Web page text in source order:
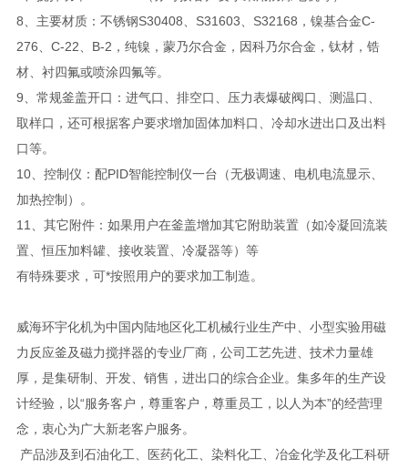
8、主要材质：不锈钢S30408、S31603、S32168，镍基合金C-
276、C-22、B-2，纯镍，蒙乃尔合金，因科乃尔合金，钛材，锆
材、衬四氟或喷涂四氟等。
9、常规釜盖开口：进气口、排空口、压力表爆破阀口、测温口、
取样口，还可根据客户要求增加固体加料口、冷却水进出口及出料
口等。
10、控制仪：配PID智能控制仪一台（无极调速、电机电流显示、
加热控制）。
11、其它附件：如果用户在釜盖增加其它附助装置（如冷凝回流装
置、恒压加料罐、接收装置、冷凝器等）等
有特殊要求，可*按照用户的要求加工制造。
威海环宇化机为中国内陆地区化工机械行业生产中、小型实验用磁
力反应釜及磁力搅拌器的专业厂商，公司工艺先进、技术力量雄
厚，是集研制、开发、销售，进出口的综合企业。集多年的生产设
计经验，以“服务客户，尊重客户，尊重员工，以人为本”的经营理
念，衷心为广大新老客户服务。
产品涉及到石油化工、医药化工、染料化工、冶金化学及化工科研